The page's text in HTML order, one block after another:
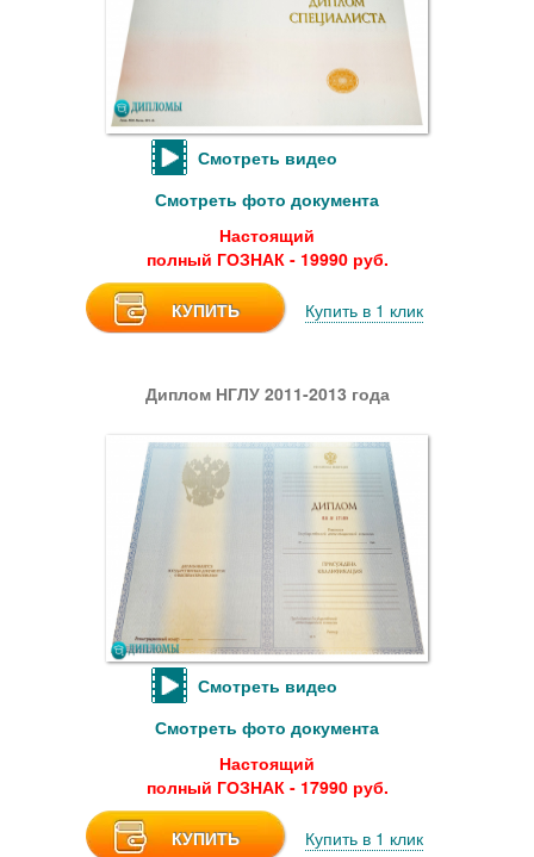
Смотреть видео
Смотреть фото документа
Настоящий
полный ГОЗНАК - 19990 руб.
КУПИТЬ Купить в 1 клик
Диплом НГЛУ 2011-2013 года
Смотреть видео
Смотреть фото документа
Настоящий
полный ГОЗНАК - 17990 руб.
КУПИТЬ Купить в 1 клик